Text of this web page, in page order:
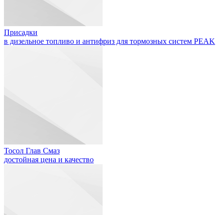
Присадки
в дизельное топливо и антифриз для тормозных систем PEAK
Тосол Глав Смаз
достойная цена и качество